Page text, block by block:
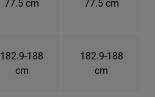
77.5 cm 77.5 cm
182.9-188
cm
182.9-188
cm